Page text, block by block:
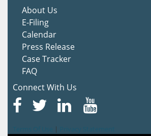
About Us
E-Filing
Calendar
Press Release
Case Tracker
FAQ
Connect With Us
|